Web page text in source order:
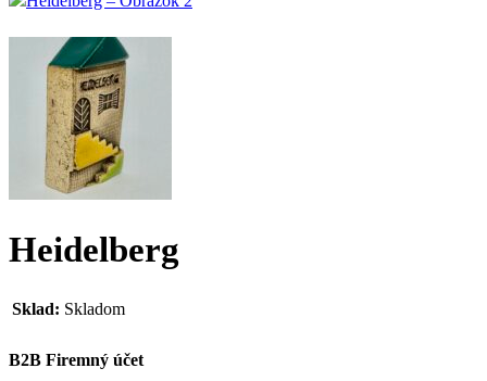
Heidelberg
Sklad: Skladom
B2B Firemný účet